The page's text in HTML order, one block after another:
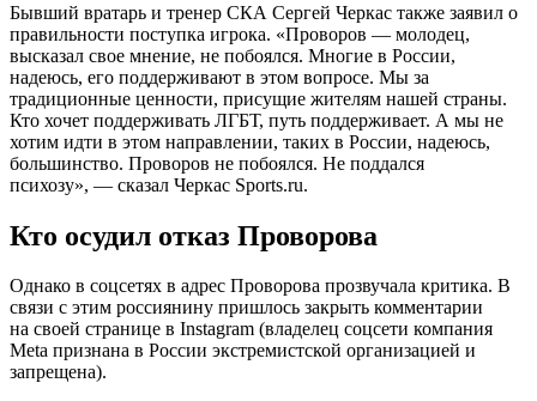
Бывший вратарь и тренер СКА Сергей Черкас также заявил о
правильности поступка игрока. «Проворов — молодец,
высказал свое мнение, не побоялся. Многие в России,
надеюсь, его поддерживают в этом вопросе. Мы за
традиционные ценности, присущие жителям нашей страны.
Кто хочет поддерживать ЛГБТ, путь поддерживает. А мы не
хотим идти в этом направлении, таких в России, надеюсь,
большинство. Проворов не побоялся. Не поддался
психозу», — сказал Черкас Sports.ru.
Кто осудил отказ Проворова
Однако в соцсетях в адрес Проворова прозвучала критика. В
связи с этим россиянину пришлось закрыть комментарии
на своей странице в Instagram (владелец соцсети компания
Metа признана в России экстремистской организацией и
запрещена).